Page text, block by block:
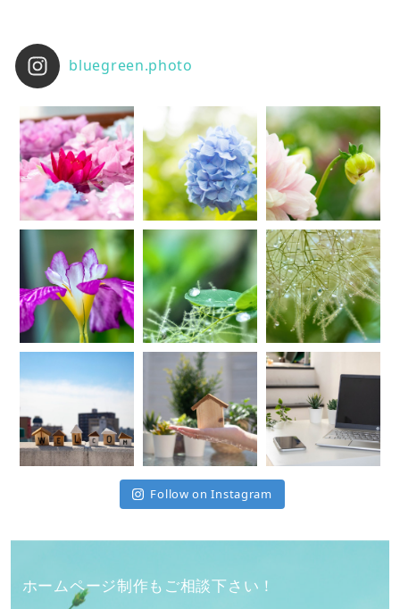
bluegreen.photo
Follow on Instagram
ホームページ制作もご相談下さい！